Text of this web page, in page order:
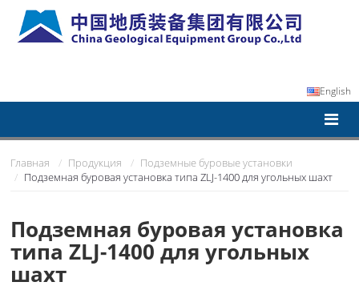
English
Главная Продукция
Подземные буровые установки
Подземная буровая установка типа ZLJ-1400 для угольных шахт
Подземная буровая установка
типа ZLJ-1400 для угольных
шахт